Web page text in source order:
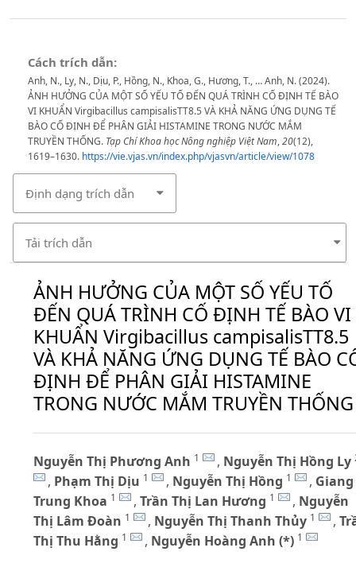
Cách trích dẫn:
Anh, N., Ly, N., Dịu, P., Hồng, N., Khoa, G., Hương, T., … Anh, N. (2024).
ẢNH HƯỞNG CỦA MỘT SỐ YẾU TỐ ĐẾN QUÁ TRÌNH CỐ ĐỊNH TẾ BÀO
VI KHUẨN Virgibacillus campisalisTT8.5 VÀ KHẢ NĂNG ỨNG DỤNG TẾ
BÀO CỐ ĐỊNH ĐỂ PHÂN GIẢI HISTAMINE TRONG NƯỚC MẮM
TRUYỀN THỐNG. Tạp Chí Khoa học Nông nghiệp Việt Nam,20(12),
1619–1630. https://vie.vjas.vn/index.php/vjasvn/article/view/1078
Định dạng trích dẫn
Tải trích dẫn
ẢNH HƯỞNG CỦA MỘT SỐ YẾU TỐ
ĐẾN QUÁ TRÌNH CỐ ĐỊNH TẾ BÀO VI
KHUẨN Virgibacillus campisalisTT8.5
VÀ KHẢ NĂNG ỨNG DỤNG TẾ BÀO
ĐỊNH ĐỂ PHÂN GIẢI HISTAMINE
TRONG NƯỚC MẮM TRUYỀN THỐNG
Nguyễn Thị Phương Anh 1 , Nguyễn Thị Hồng Ly
, Phạm Thị Dịu 1 , Nguyễn Thị Hồng 1 , Giang
Trung Khoa 1 , Trần Thị Lan Hương 1 , Nguyễn
Thị Lâm Đoàn 1 , Nguyễn Thị Thanh Thủy 1 ,
Thị Thu Hằng 1 , Nguyễn Hoàng Anh (*) 1